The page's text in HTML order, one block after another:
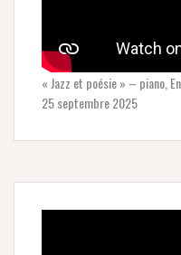
« Jazz et poésie » – piano,
25 septembre 2025